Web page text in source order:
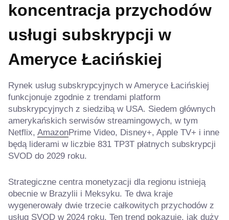
koncentracja przychodów
usługi subskrypcji w
Ameryce Łacińskiej
Rynek usług subskrypcyjnych w Ameryce Łacińskiej
funkcjonuje zgodnie z trendami platform
subskrypcyjnych z siedzibą w USA. Siedem głównych
amerykańskich serwisów streamingowych, w tym
Netflix, AmazonPrime Video, Disney+, Apple TV+ i inne
będą liderami w liczbie 831 TP3T płatnych subskrypcji
SVOD do 2029 roku.
Strategiczne centra monetyzacji dla regionu istnieją
obecnie w Brazylii i Meksyku. Te dwa kraje
wygenerowały dwie trzecie całkowitych przychodów z
usług SVOD w 2024 roku. Ten trend pokazuje, jak duży